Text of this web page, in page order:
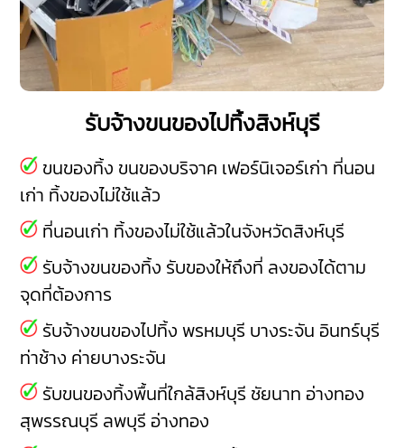
รับจ้างขนของไปทิ้งสิงห์บุรี
ขนของทิ้ง ขนของบริจาค เฟอร์นิเจอร์เก่า ที่นอน
เก่า ทิ้งของไม่ใช้แล้ว
ที่นอนเก่า ทิ้งของไม่ใช้แล้วในจังหวัดสิงห์บุรี
รับจ้างขนของทิ้ง รับของให้ถึงที่ ลงของได้ตาม
จุดที่ต้องการ
รับจ้างขนของไปทิ้ง พรหมบุรี บางระจัน อินทร์บุรี
ท่าช้าง ค่ายบางระจัน
รับขนของทิ้งพื้นที่ใกล้สิงห์บุรี ชัยนาท อ่างทอง
สุพรรณบุรี ลพบุรี อ่างทอง